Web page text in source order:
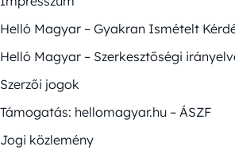
Helló Magyar – Gyakran Ismételt
Helló Magyar – Szerkesztőségi
Szerzői jogok
Támogatás: hellomagyar.hu – ÁSZF
Jogi közlemény